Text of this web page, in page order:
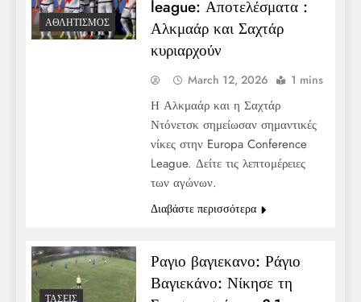
ΑΘΛΗΤΙΣΜΌΣ
league: Αποτελέσματα :
Αλκμαάρ και Σαχτάρ
κυριαρχούν
March 12, 2026 1 mins
Η Αλκμαάρ και η Σαχτάρ
Ντόνετσκ σημείωσαν σημαντικές
νίκες στην Europa Conference
League. Δείτε τις λεπτομέρειες
των αγώνων.
Διαβάστε περισσότερα
ΤΆΣΕΙΣ
Ραγιο βαγιεκανο: Ράγιο
Βαγιεκάνο: Νίκησε τη